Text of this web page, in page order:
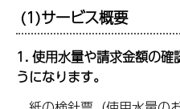
(1)サービス概要
1. 使用水量や請求金額の
うになります。